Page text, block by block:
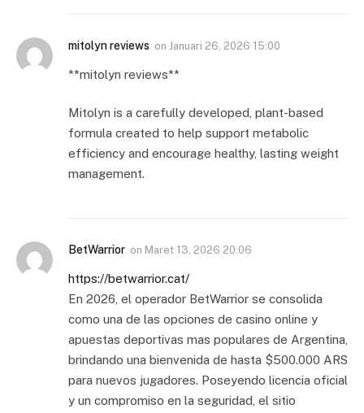
mitolyn reviews on Januari 26, 2026 15:00
**mitolyn reviews**
Mitolyn is a carefully developed, plant-based
formula created to help support metabolic
efficiency and encourage healthy, lasting weight
management.
BetWarrior on Maret 13, 2026 20:06
https://betwarrior.cat/
En 2026, el operador BetWarrior se consolida
como una de las opciones de casino online y
apuestas deportivas mas populares de Argentina,
brindando una bienvenida de hasta $500.000 ARS
para nuevos jugadores. Poseyendo licencia oficial
y un compromiso en la seguridad, el sitio